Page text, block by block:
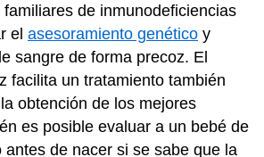
de inmunodeficiencias
el asesoramiento genético y
sangre de forma precoz. El
facilita un tratamiento también
obtención de los mejores
es posible evaluar a un bebé de
antes de nacer si se sabe que la